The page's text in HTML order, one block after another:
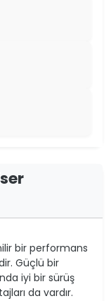
bir performans
Güçlü bir
iyi bir sürüş
da vardır.